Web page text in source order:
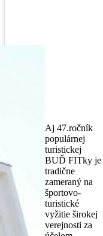
Aj 47.ročník
populárnej
turistickej
BUĎ FITky je
tradične
zameraný na
športovo-
turistické
vyžitie širokej
verejnosti za